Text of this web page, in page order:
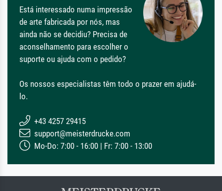
Está interessado numa impressão
de arte fabricada por nós, mas
ainda não se decidiu? Precisa de
aconselhamento para escolher o
suporte ou ajuda com o pedido?
Os nossos especialistas têm todo o prazer em ajudá-
lo.
+43 4257 29415
support@meisterdrucke.com
Mo-Do: 7:00 - 16:00 | Fr: 7:00 - 13:00